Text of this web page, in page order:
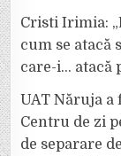
Cristi Irimia:
cum se atacă
care-i… atacă
UAT Năruja
Centru de zi
de separare